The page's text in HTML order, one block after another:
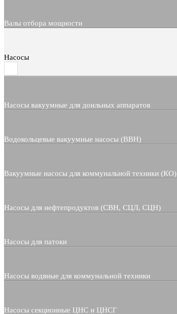
Валы отбора мощности
Насосы
Насосы вакуумные для доильных аппаратов
Водокольцевые вакуумные насосы (ВВН)
Вакуумные насосы для коммунальной техники (КО)
Насосы для нефтепродуктов (СВН, СЦЛ, СЦН)
Насосы для патоки
Насосы водяные для коммунальной техники
Насосы секционные ЦНС и ЦНСГ